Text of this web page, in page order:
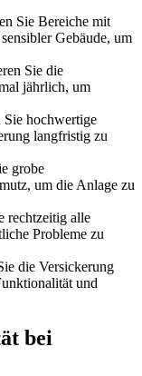
Sie Bereiche mit
Gebäude, um
Sie die
jährlich, um
Sie hochwertige
langfristig zu
grobe
um die Anlage zu
rechtzeitig alle
Probleme zu
die Versickerung
und
bei